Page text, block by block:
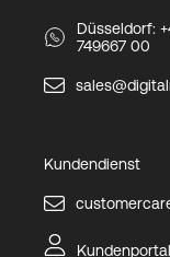
Düsseldorf:
749667 00
Kundendienst
Kundenportal